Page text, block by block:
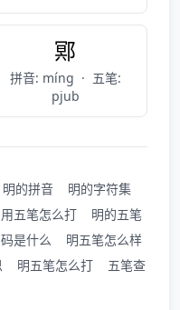
鄍
拼音: míng · 五笔:
pjub
明的拼音
明的字符集
五笔怎么打
明的五笔
是什么
明五笔怎么样
明五笔怎么打
五笔查